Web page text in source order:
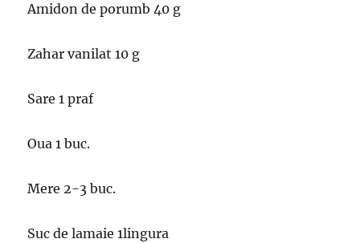
Amidon de porumb 40 g
Zahar vanilat 10 g
Sare 1 praf
Oua 1 buc.
Mere 2-3 buc.
Suc de lamaie 1lingura